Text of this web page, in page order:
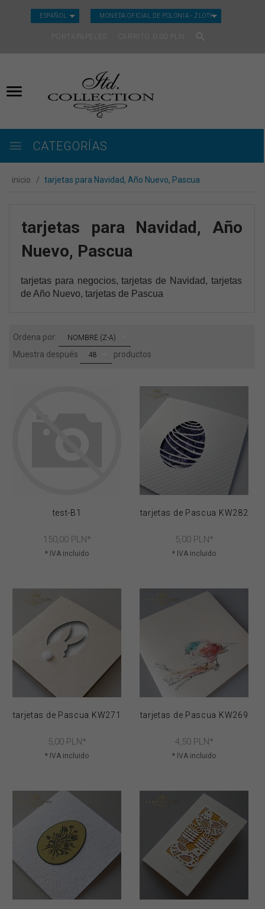
ESPAÑOL CURRENCY_H
MONEDA OFICIAL DE POLONIA - ZLOTY
PORTAPAPELES CARRITO
CATEGORÍAS
inicio tarjetas para Navidad, Año Nuevo, Pascua
tarjetas para Navidad, Año
Nuevo, Pascua
tarjetas para negocios, tarjetas de Navidad, tarjetas
de Año Nuevo, tarjetas de Pascua
Ordena por: sortNOMBRE (Z-A)
Muestra después pop48 productos
test-B1
150, 00 PLN*
* IVA incluido
tarjetas de Pascua KW282
5, 00 PLN*
* IVA incluido
tarjetas de Pascua KW271
5, 00 PLN*
* IVA incluido
tarjetas de Pascua KW269
4, 50 PLN*
* IVA incluido